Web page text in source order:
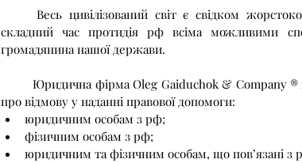
складний час протидія рф всіма можливими
громадянина нашої держави.
	Юридична фірма Oleg Gaiduchok & Company ® підтримує міжнародні санкції проти рф та заявляє
про відмову у наданні правової допомоги:
юридичним особам з рф;
фізичним особам з рф;
юридичним та фізичним особам, що пов’язані з